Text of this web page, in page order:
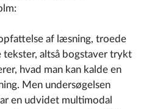
af læsning, troede
altså bogstaver trykt
hvad man kan kalde en
Men undersøgelsen
en udvidet multimodal